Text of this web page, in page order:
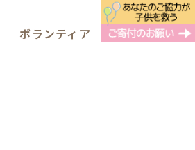
ボランティア